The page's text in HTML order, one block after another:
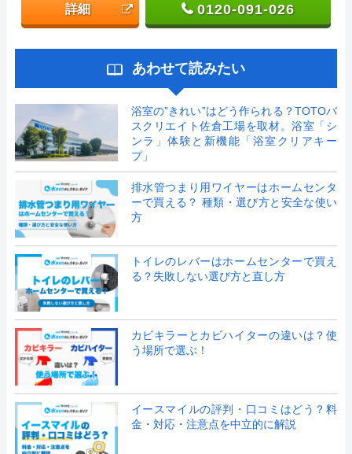
詳細 0120-091-026
あわせて読みたい
浴室の”きれい”はどう作られる？TOTOバ
スクリエイト佐倉工場を取材。浴室「シ
ンラ」体験と新機能「浴室クリアキー
プ」
排水管つまり用ワイヤーはホームセンタ
ーで買える？ 種類・選び方と安全な使い
方
トイレのレバーはホームセンターで買え
る？失敗しない選び方と直し方
カビキラーとカビハイターの違いは？使
う場所で選ぶ！
イースマイルの評判・口コミはどう？料
金・対応・注意点を中立的に解説